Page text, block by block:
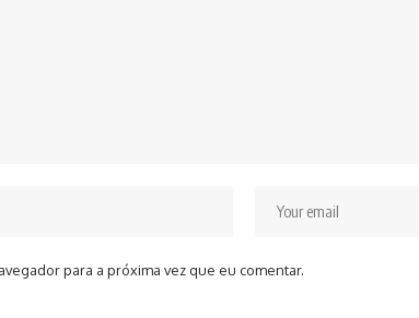
para a próxima vez que eu comentar.